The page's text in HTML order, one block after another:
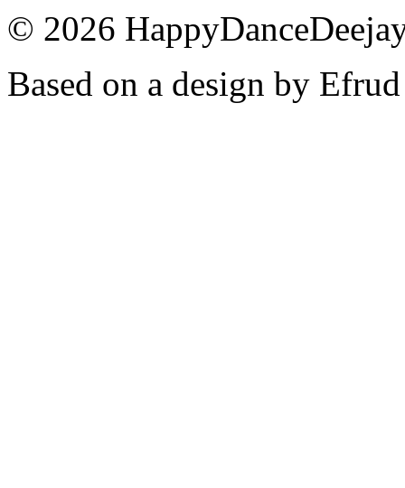
© 2026
Based on a design by Efrud